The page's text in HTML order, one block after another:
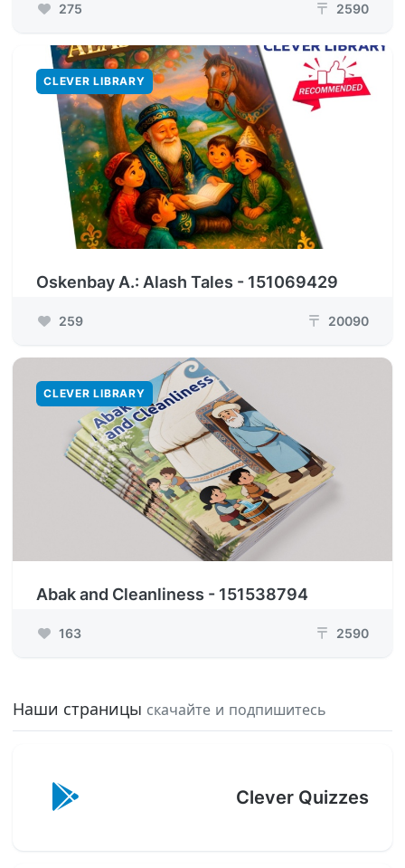
275 ₸ 2590
CLEVER LIBRARY
Oskenbay A.: Alash Tales - 151069429
259 ₸ 20090
CLEVER LIBRARY
Abak and Cleanliness - 151538794
163 ₸ 2590
Наши страницы скачайте и подпишитесь
Clever Quizzes